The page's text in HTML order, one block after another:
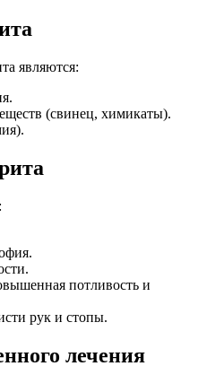
являются:
(свинец, химикаты).
потливость и
рук и стопы.
лечения